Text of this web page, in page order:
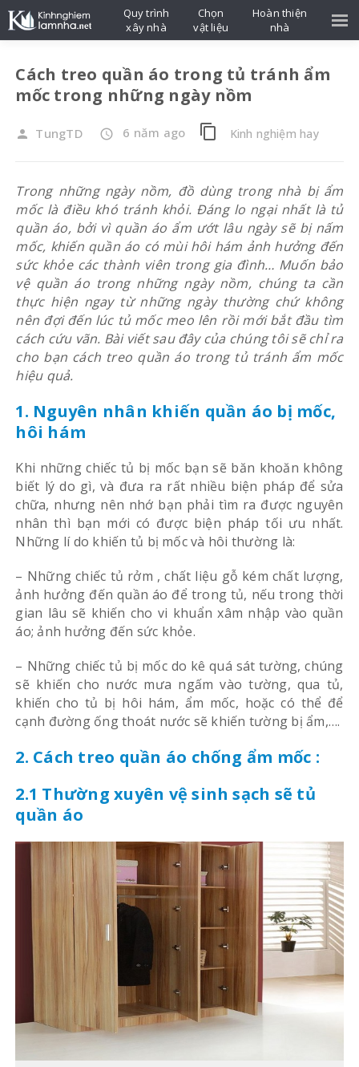
Cách treo quần áo trong tủ tránh ẩm
mốc trong những ngày nồm
person TungTD access_time 6 năm ago content_copy Kinh nghiệm hay
Trong những ngày nồm, đồ dùng trong nhà bị ẩm
mốc là điều khó tránh khỏi. Đáng lo ngại nhất là tủ
quần áo, bởi vì quần áo ẩm ướt lâu ngày sẽ bị nấm
mốc, khiến quần áo có mùi hôi hám ảnh hưởng đến
sức khỏe các thành viên trong gia đình… Muốn bảo
vệ quần áo trong những ngày nồm, chúng ta cần
thực hiện ngay từ những ngày thường chứ không
nên đợi đến lúc tủ mốc meo lên rồi mới bắt đầu tìm
cách cứu vãn. Bài viết sau đây của chúng tôi sẽ chỉ ra
cho bạn cách treo quần áo trong tủ tránh ẩm mốc
hiệu quả.
1. Nguyên nhân khiến quần áo bị mốc,
hôi hám
Khi những chiếc tủ bị mốc bạn sẽ băn khoăn không
biết lý do gì, và đưa ra rất nhiều biện pháp để sửa
chữa, nhưng nên nhớ bạn phải tìm ra được nguyên
nhân thì bạn mới có được biện pháp tối ưu nhất.
Những lí do khiến tủ bị mốc và hôi thường là:
– Những chiếc tủ rởm , chất liệu gỗ kém chất lượng,
ảnh hưởng đến quần áo để trong tủ, nếu trong thời
gian lâu sẽ khiến cho vi khuẩn xâm nhập vào quần
áo; ảnh hưởng đến sức khỏe.
– Những chiếc tủ bị mốc do kê quá sát tường, chúng
sẽ khiến cho nước mưa ngấm vào tường, qua tủ,
khiến cho tủ bị hôi hám, ẩm mốc, hoặc có thể để
cạnh đường ống thoát nước sẽ khiến tường bị ẩm,….
2. Cách treo quần áo chống ẩm mốc :
2.1 Thường xuyên vệ sinh sạch sẽ tủ
quần áo
Quy trình
xây nhà
Chọn
vật liệu
Hoàn thiện
nhà